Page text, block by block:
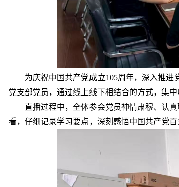
为庆祝中国共产党成立105周年，深入推进
党支部党员，通过线上线下相结合的方式，集
直播过程中，全体参会党员神情肃穆、认
看，仔细记录学习要点，深刻感悟中国共产党